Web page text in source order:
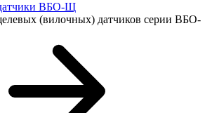
ВБО-Щ
(вилочных) датчиков серии ВБО-